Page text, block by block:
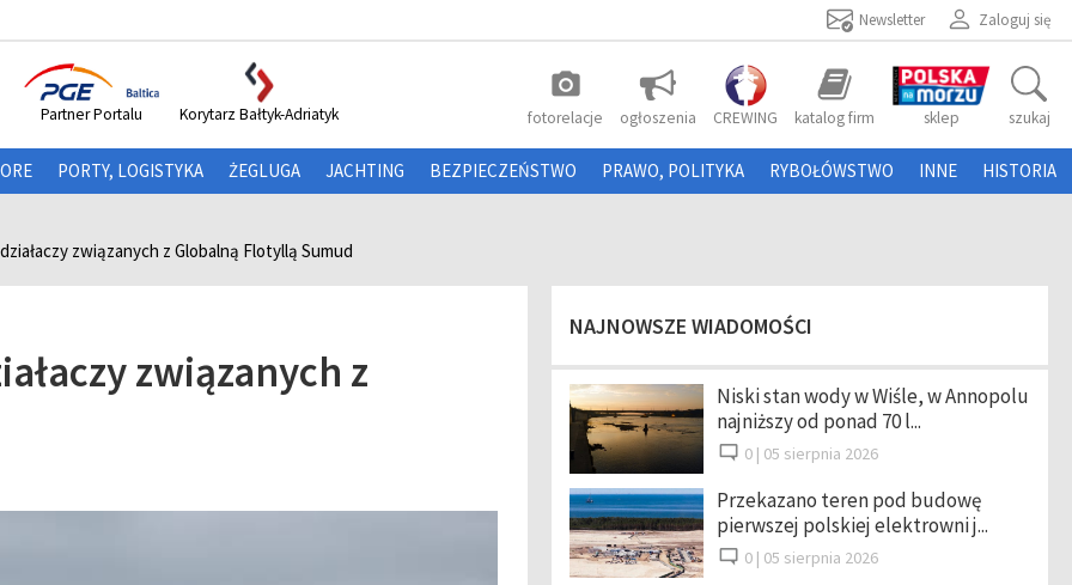
Zaloguj się
Newsletter
photo_camera
fotorelacje ogłoszenia CREWING katalog firm sklep szukaj
Partner Portalu Korytarz Bałtyk-Adriatyk
PORTY, LOGISTYKA ŻEGLUGA JACHTING BEZPIECZEŃSTWO PRAWO, POLITYKA RYBOŁÓWSTWO INNE HISTORIA
związanych z Globalną Flotyllą Sumud
związanych z
NAJNOWSZE WIADOMOŚCI
Niski stan wody w Wiśle, w Annopolu
najniższy od ponad 70 l...
0 | 05 sierpnia 2026
Przekazano teren pod budowę
pierwszej polskiej elektrowni j...
0 | 05 sierpnia 2026